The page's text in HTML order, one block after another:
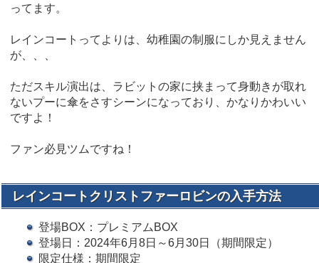
ってます。
レインコートってよりは、幼稚園の制服にしか見えません
が、、、
ただスキル演出は、ラビットの家に挟まって身動きが取れ
ないプーに傘をさすシーンになっており、かなりかわいい
ですよ！
ファン必見ツムですね！
レインコートクリストファーロビンの入手方法
登場BOX：プレミアムBOX
登場日：2024年6月8日～6月30日（期間限定）
限定仕様：期間限定